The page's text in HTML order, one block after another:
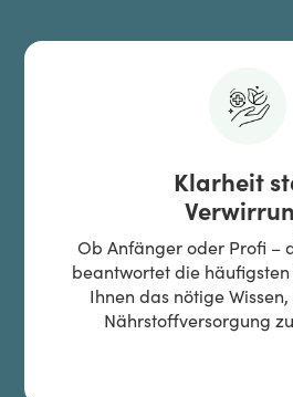
Klarheit
Ob Anfänger oder Profi –
beantwortet die
Ihnen das nötige
Nährstoffversorgung